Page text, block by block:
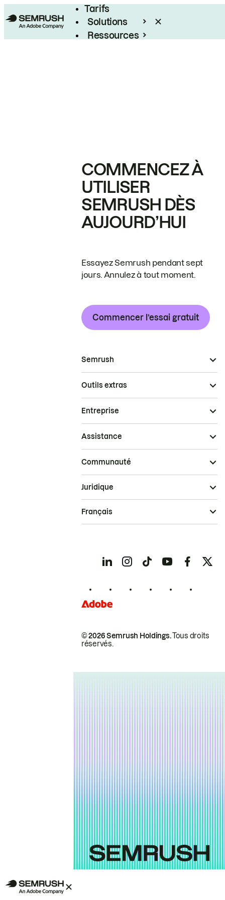
Tarifs
Solutions
Ressources
COMMENCEZ À
UTILISER
SEMRUSH DÈS
AUJOURD’HUI
Essayez Semrush pendant sept
jours. Annulez à tout moment.
Commencer l’essai gratuit
Semrush
Outils extras
Entreprise
Assistance
Communauté
© 2026 Semrush Holdings.Tous droits
réservés.
Juridique
Français